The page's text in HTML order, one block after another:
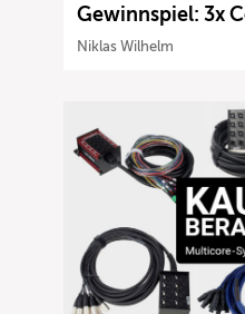
Gewinnspiel: 3x
Niklas Wilhelm